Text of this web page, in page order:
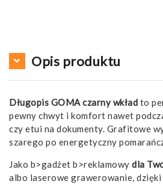
Opis produktu
Długopis GOMA czarny wkład to
pewny chwyt i komfort nawet
czy etui na dokumenty. Grafitowe
szarego po energetyczny
Jako b>gadżet b>reklamowy dla
albo laserowe grawerowanie, dzięki